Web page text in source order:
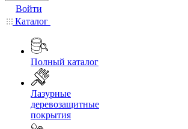
Войти
Каталог
Полный каталог
Лазурные
деревозащитные
покрытия